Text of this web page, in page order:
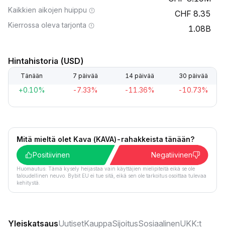
Kaikkien aikojen huippu 8.35
Kierrossa oleva tarjonta 1.08B
Hintahistoria (USD)
Tänään 7 päivää 14 päivää 30 päivää
+0.10% -7.33% -11.36% -10.73%
Mitä mieltä olet Kava (KAVA)-rahakkeista tänään?
Positiivinen
Negatiivinen
Huomautus: Tämä kysely heijastaa vain käyttäjien mielipiteitä eikä se ole
taloudellinen neuvo. Bybit EU ei tue sitä, eikä sen ole tarkoitus osoittaa tulevaa
kehitystä.
YleiskatsausUutisetKauppaSijoitusSosiaalinenUKK:t